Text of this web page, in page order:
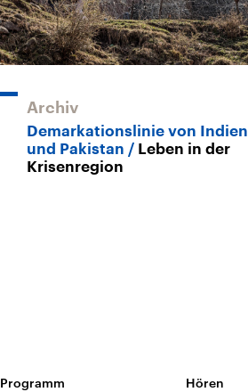
Archiv
Demarkationslinie von Indien
und Pakistan
Leben in der
Krisenregion
Programm Hören